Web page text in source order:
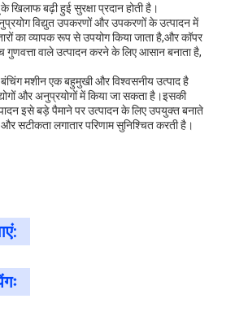
बढ़ी हुई सुरक्षा प्रदान होती है।
विद्युत उपकरणों और उपकरणों के उत्पादन में
का व्यापक रूप से उपयोग किया जाता है,और कॉपर
गुणवत्ता वाले उत्पादन करने के लिए आसान बनाता है,
मशीन एक बहुमुखी और विश्वसनीय उत्पाद है
और अनुप्रयोगों में किया जा सकता है।इसकी
इसे बड़े पैमाने पर उत्पादन के लिए उपयुक्त बनाते
सटीकता लगातार परिणाम सुनिश्चित करती है।